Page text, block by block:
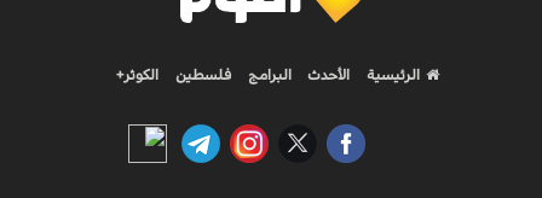
الرئيسية الأحدث البرامج فلسطين الكوثر+